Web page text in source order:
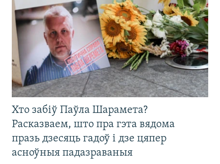
Хто забіў Паўла Шарамета?
Расказваем, што пра гэта вядома
празь дзесяць гадоў і дзе цяпер
асноўныя падазраваныя